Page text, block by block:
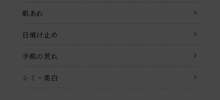
肌あれ
日焼け止め
手肌の荒れ
シミ・美白